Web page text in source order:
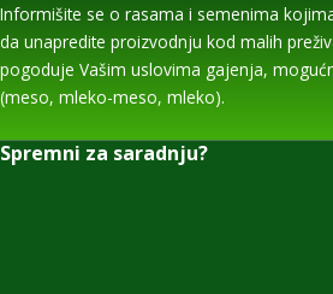
Informišite se o rasama i semenima
da unapredite proizvodnju kod malih
pogoduje Vašim uslovima gajenja,
(meso, mleko-meso, mleko).
Spremni za saradnju?